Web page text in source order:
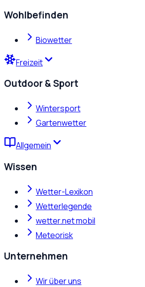
Wohlbefinden
Biowetter
Freizeit
Outdoor & Sport
Wintersport
Gartenwetter
Allgemein
Wissen
Wetter-Lexikon
Wetterlegende
wetter.net mobil
Meteorisk
Unternehmen
Wir über uns